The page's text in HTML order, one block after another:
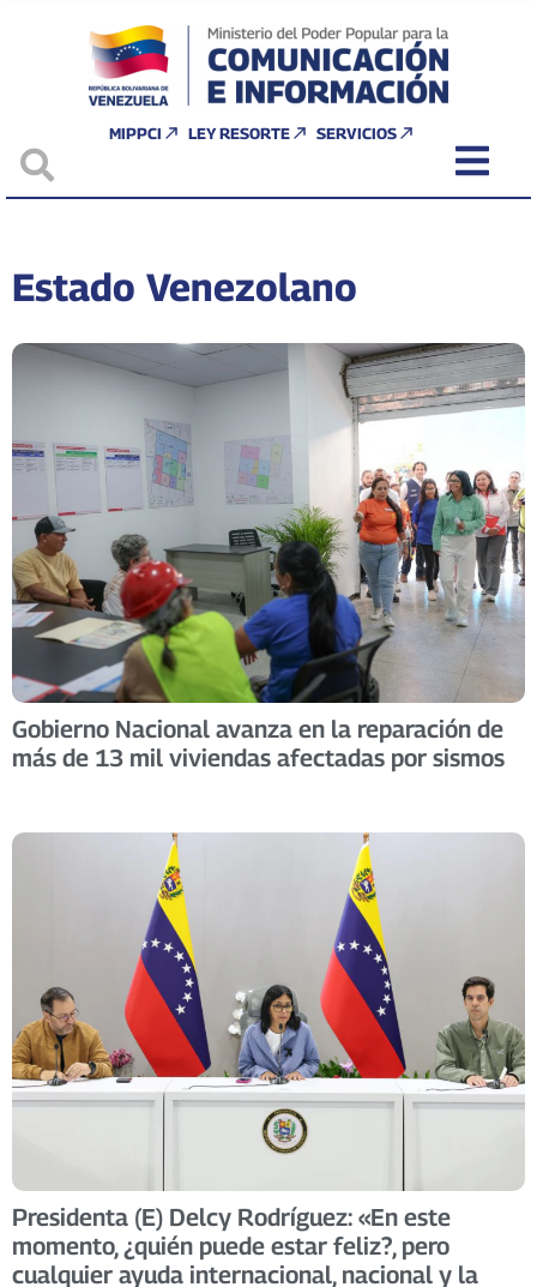
MIPPCI LEY RESORTE SERVICIOS
Estado Venezolano
Gobierno Nacional avanza en la reparación de
más de 13 mil viviendas afectadas por sismos
Presidenta (E) Delcy Rodríguez: «En este
momento, ¿quién puede estar feliz?, pero
cualquier ayuda internacional, nacional y la